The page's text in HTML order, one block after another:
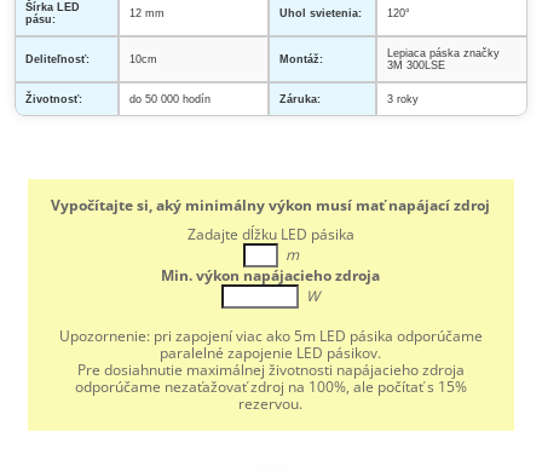
Šírka LED
pásu:
12 mm Uhol svietenia: 120°
Deliteľnosť: 10cm Montáž:
Lepiaca páska značky
3M 300LSE
Životnosť: do 50 000 hodín Záruka: 3 roky
Vypočítajte si, aký minimálny výkon musí mať napájací zdroj
Zadajte dĺžku LED pásika
m
Min. výkon napájacieho zdroja
W
Upozornenie:pri zapojení viac ako 5m LED pásika odporúčame
paralelné zapojenie LED pásikov.
Pre dosiahnutie maximálnej životnosti napájacieho zdroja
odporúčame nezaťažovať zdroj na 100%, ale počítať s 15%
rezervou.